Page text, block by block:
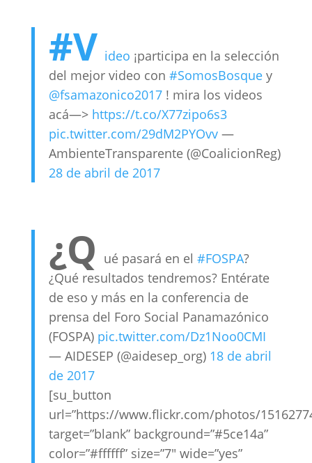
#V ideo ¡participa en la selección
del mejor video con #SomosBosquey
@fsamazonico2017! mira los videos
acá—> https://t.co/X77zipo6s3
pic.twitter.com/29dM2PYOvv—
AmbienteTransparente (@CoalicionReg)
28 de abril de 2017
¿Q ué pasará en el #FOSPA?
¿Qué resultados tendremos? Entérate
de eso y más en la conferencia de
prensa del Foro Social Panamazónico
(FOSPA) pic.twitter.com/Dz1Noo0CMI
— AIDESEP (@aidesep_org) 18 de abril
de 2017
[su_button
url=”https://www.flickr.com/photos/
target=”blank” background=”#5ce14a”
color=”#ffffff” size=”7″ wide=”yes”